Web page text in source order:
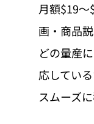
月額$19〜
画・商品
どの量産
応してい
スムーズ